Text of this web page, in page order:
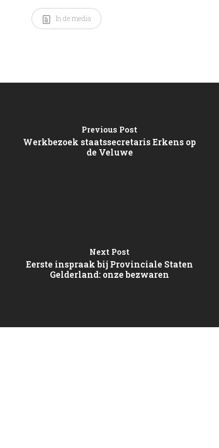
In de media
Previous Post
Werkbezoek staatssecretaris Erkens op
de Veluwe
Next Post
Eerste inspraak bij Provinciale Staten
Gelderland: onze bezwaren